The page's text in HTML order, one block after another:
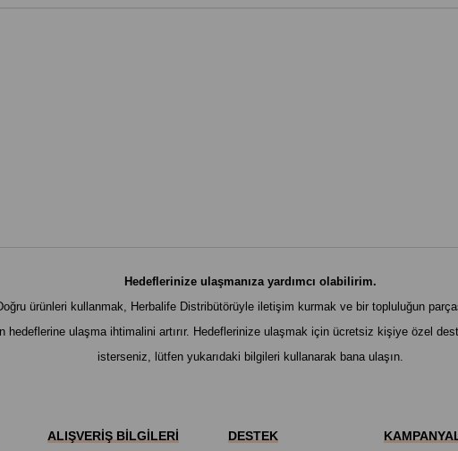
Hedeflerinize ulaşmanıza yardımcı olabilirim.
ürünleri kullanmak, Herbalife Distribütörüyle iletişim kurmak ve bir topluluğun
hedeflerine ulaşma ihtimalini artırır. Hedeflerinize ulaşmak için ücretsiz kişiye özel
isterseniz, lütfen yukarıdaki bilgileri kullanarak bana ulaşın.
ALIŞVERİŞ BİLGİLERİ DESTEK